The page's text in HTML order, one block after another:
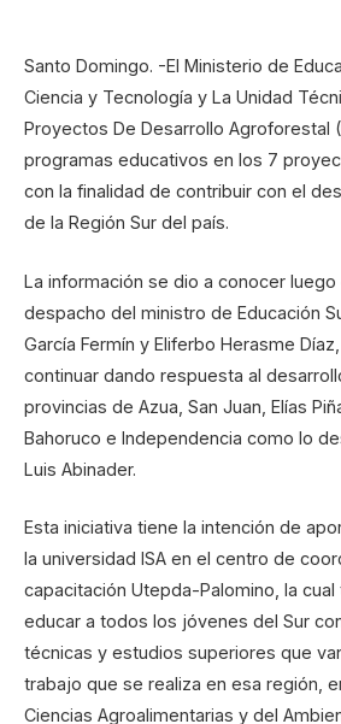
Santo Domingo. -El Ministerio de
Ciencia y Tecnología y La Unidad
Proyectos De Desarrollo Agroforestal
programas educativos en los 7
con la finalidad de contribuir con el
de la Región Sur del país.
La información se dio a conocer luego
despacho del ministro de Educación
García Fermín y Eliferbo Herasme
continuar dando respuesta al
provincias de Azua, San Juan, Elías
Bahoruco e Independencia como lo
Luis Abinader.
Esta iniciativa tiene la intención de
la universidad ISA en el centro de
capacitación Utepda-Palomino, la
educar a todos los jóvenes del Sur
técnicas y estudios superiores que
trabajo que se realiza en esa región,
Ciencias Agroalimentarias y del